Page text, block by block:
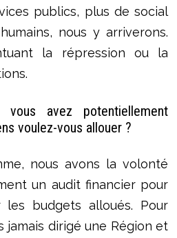
publics, plus de social
nous y arriverons.
la répression ou la
avez potentiellement
voulez-vous allouer ?
nous avons la volonté
un audit financier pour
budgets alloués. Pour
jamais dirigé une Région et